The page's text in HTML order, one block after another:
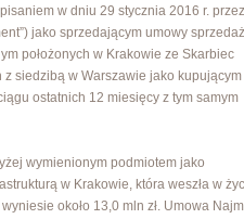
w dniu 29 stycznia 2016 r. przez
jako sprzedającym umowy
położonych w Krakowie ze Skarbiec
siedzibą w Warszawie jako kupującym
ostatnich 12 miesięcy z tym samym
wymienionym podmiotem jako
w Krakowie, która weszła w
około 13,0 mln zł. Umowa